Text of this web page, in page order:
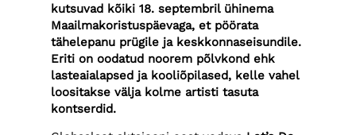
kutsuvad kõiki 18. septembril ühinema
Maailmakoristuspäevaga, et pöörata
tähelepanu prügile ja keskkonnaseisundile.
Eriti on oodatud noorem põlvkond ehk
lasteaialapsed ja kooliõpilased, kelle vahel
loositakse välja kolme artisti tasuta
kontserdid.